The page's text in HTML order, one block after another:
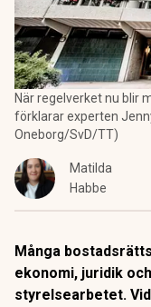
När regelverket nu blir
förklarar experten
Oneborg/SvD/TT)
Matilda
Habbe
Många
ekonomi, juridik
styrelsearbetet.